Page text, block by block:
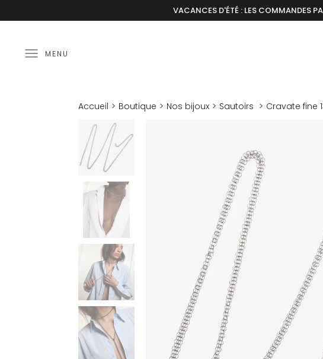
VACANCES D'ÉTÉ : LES COMMANDES
MENU
Accueil Boutique Nos bijoux Sautoirs Cravate fine